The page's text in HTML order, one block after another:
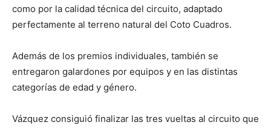
como por la calidad técnica del circuito, adaptado
perfectamente al terreno natural del Coto Cuadros.
Además de los premios individuales, también se
entregaron galardones por equipos y en las distintas
categorías de edad y género.
Vázquez consiguió finalizar las tres vueltas al circuito que